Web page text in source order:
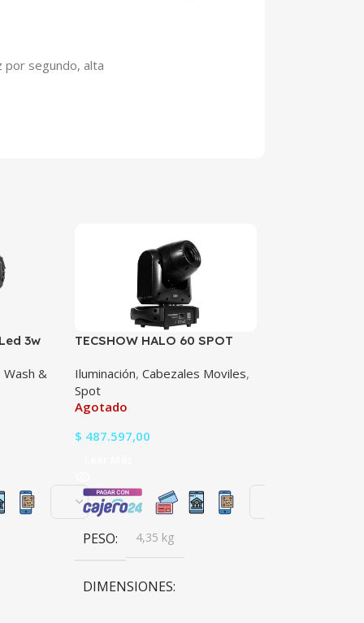
por segundo, alta
3w
Wash &
TECSHOW HALO 60 SPOT
Iluminación, Cabezales Moviles,
Spot
Agotado
$ 487.597,00
PESO 4,35 kg
DIMENSIONES